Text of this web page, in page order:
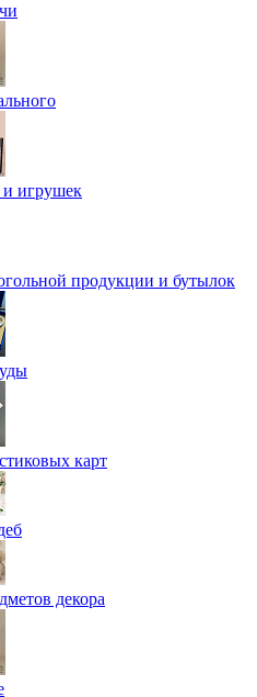
и игрушек
продукции и бутылок
карт
декора